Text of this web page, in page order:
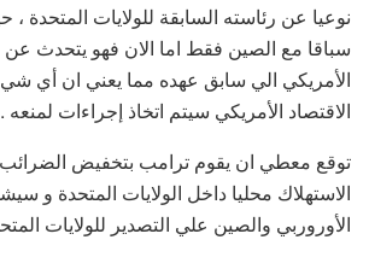
نوعيا عن رئاسته السابقة للولايات
سباقا مع الصين فقط اما الان فهو يتحدث عن
الأمريكي الي سابق عهده مما يعني ان أي
الاقتصاد الأمريكي سيتم اتخاذ إجراءات لمنعه .
توقع معطي ان يقوم ترامب بتخفيض
الاستهلاك محليا داخل الولايات المتحدة و
الأوروربي والصين علي التصدير للولايات